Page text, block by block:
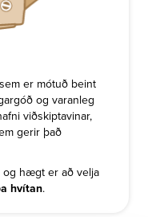
er mótuð beint
og varanleg
viðskiptavinar,
gerir það
og hægt er að velja
hvítan.